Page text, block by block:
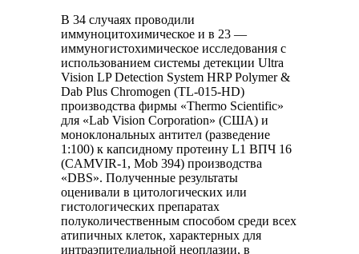
В 34 случаях проводили
иммуноцитохимическое и в 23 —
иммуногистохимическое исследования с
использованием системы детекции Ultra
Vision LP Detection System HRP Polymer &
Dab Plus Chromogen (TL-015-HD)
производства фирмы «Thermo Scientific»
для «Lab Vision Corporation» (США) и
моноклональных антител (разведение
1:100) к капсидному протеину L1 ВПЧ 16
(CAMVIR-1, Mob 394) производства
«DBS». Полученные результаты
оценивали в цитологических или
гистологических препаратах
полуколичественным способом среди всех
атипичных клеток, характерных для
интраэпителиальной неоплазии, в